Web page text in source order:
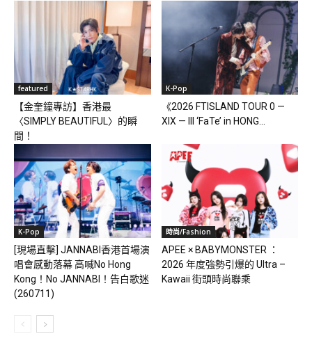
featured
【金奎鐘專訪】香港最
〈SIMPLY BEAUTIFUL〉的瞬
間！
K-Pop
《2026 FTISLAND TOUR 0 —
XIX — III ‘FaTe’ in HONG...
K-Pop
[現場直擊] JANNABI香港首場演
唱會感動落幕 高喊No Hong
Kong！No JANNABI！告白歌迷
(260711)
時尚/Fashion
APEE × BABYMONSTER ：
2026 年度強勢引爆的 Ultra –
Kawaii 街頭時尚聯乘